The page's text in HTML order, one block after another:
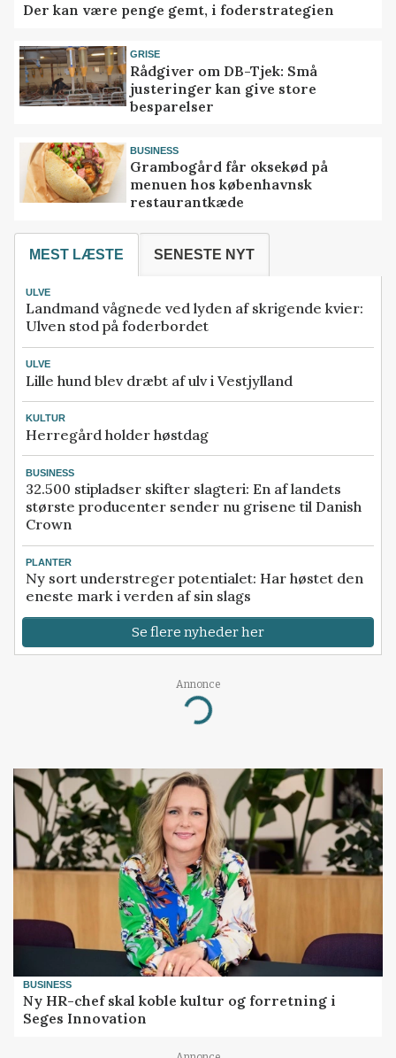
Der kan være penge gemt, i foderstrategien
GRISE
Rådgiver om DB-Tjek: Små
justeringer kan give store
besparelser
BUSINESS
Grambogård får oksekød på
menuen hos københavnsk
restaurantkæde
MEST LÆSTE SENESTE NYT
ULVE
Landmand vågnede ved lyden af skrigende kvier:
Ulven stod på foderbordet
ULVE
Lille hund blev dræbt af ulv i Vestjylland
KULTUR
Herregård holder høstdag
BUSINESS
32.500 stipladser skifter slagteri: En af landets
største producenter sender nu grisene til Danish
Crown
PLANTER
Ny sort understreger potentialet: Har høstet den
eneste mark i verden af sin slags
Se flere nyheder her
Annonce
Loading...
BUSINESS
Ny HR-chef skal koble kultur og forretning i
Seges Innovation